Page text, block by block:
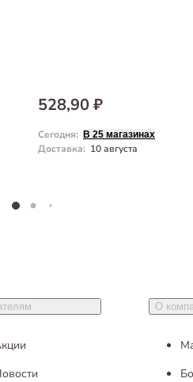
528,90 ₽
Сегодня: В 25 магазинах
Доставка: 10 августа
О